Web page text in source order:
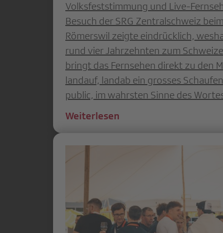
Volksfeststimmung und Live-
Besuch der SRG Zentralschweiz
Römerswil zeigte eindrücklich,
rund vier Jahrzehnten zum
bringt das Fernsehen direkt zu den
landauf, landab ein grosses
public, im wahrsten Sinne des
Weiterlesen